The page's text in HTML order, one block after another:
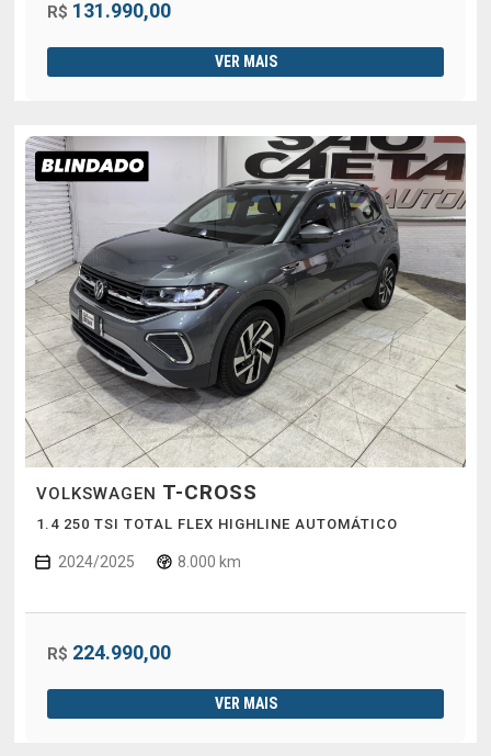
R$ 131.990,00
VER MAIS
VOLKSWAGEN T-CROSS
1.4 250 TSI TOTAL FLEX HIGHLINE AUTOMÁTICO
2024/2025 8.000 km
R$ 224.990,00
VER MAIS